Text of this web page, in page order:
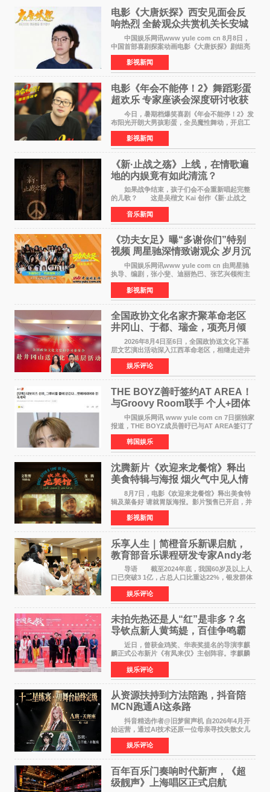
电影《大唐妖探》西安见面会反
响热烈 全龄观众共赏机关长安城
中国娱乐网讯www yule com cn 8月8日，
中国首部喜剧探案动画电影《大唐妖探》剧组亮
相西安，举办线下见面会活动。导演程腾、联合
导演黄珉、总制片人曹紫建、制片人李莹莹、领
衔声音出演雷淞然
影视新闻
电影《年会不能停！2》舞蹈彩蛋
超欢乐 专家座谈会深度研讨收获
满满
今日，暑期档爆笑喜剧《年会不能停！2》发
布阳光开朗大男孩彩蛋，全员魔性舞动，开启工
位狂欢模式。影片于昨日同步举办专家座谈会，
导演董润年、总制片人应萝佳出席现场，与一众
业内、学界专家
影视新闻
《新·止战之殇》上线，在情歌遍
地的内娱竟有如此清流？
如果战争结束，孩子们会不会重新唱起完整
的儿歌？ 这是吴楷文 Kai 创作《新·止战之
殇》时最初的想法。 从伊朗相关冲突引发的
地区局势，到世界各地仍在发生的动荡与不安，
战争从来不只
音乐新闻
《功夫女足》曝“多谢你们”特别
视频 周星驰深情致谢观众 岁月沉
淀不灭初心
中国娱乐网讯www yule com cn 由周星驰
执导、编剧，张小斐、迪丽热巴、张艺兴领衔主
演，刘嘉玲、佐藤健特别出演，艾米、雪野、蔡
思贝、胡予安、倪好特别介绍的喜剧电影《功夫
女足》释出多谢你
影视新闻
全国政协文化名家齐聚革命老区
井冈山、于都、瑞金，项亮月倾
情献唱《桃花谣》致敬红色沃土
2026年8月4日至6日，全国政协送文化下基
层文艺演出活动深入江西革命老区，相继走进井
冈山、于都长征出发地、瑞金三地。由全国政协
文化文史和学习委员会副主任、甘肃省政协原主
席欧阳坚率团，一
娱乐评论
THE BOYZ善旴签约AT AREA！
与Groovy Room联手 个人+团体
活动并行
中国娱乐网讯 www yule com cn 7日据独家
报道，THE BOYZ成员善旴已与AT AREA签订了
专属合约。AT AREA是由知名制作人组合
Groovy Room创立的hip-hop厂牌，旗下拥有多
位实力派音乐人，在韩
韩国娱乐
沈腾新片《欢迎来龙餐馆》释出
美食特辑与海报 烟火气中见人情
温暖
8月7日，电影《欢迎来龙餐馆》释出美食特
辑及菜备好 请就胃版海报。影片预售已开启，并
将于8月8日至10日14:00-21:00举行全国超前点
映。电影《欢迎来龙餐馆》作为战争美食喜剧大
片，讲述了中国
影视新闻
乐享人生｜简橙音乐新课启航，
教育部音乐课程研发专家Andy老
师重磅入驻领航银龄琴声
导语 截至2024年底，我国60岁及以上人
口已突破3 1亿，占总人口比重达22%，银发群体
的精神文化需求日益凸显。2024年1月，国务院办
公厅印发《关于发展银发经济增进老年人福祉的
意见》——这是
娱乐评论
未拍先热还是人“红”是非多？名
导钦点新人黄筠媞，百佳争鸣霸
气回应
近日，曾获金鸡奖、华表奖提名的导演李麒
麟正式公布新片《有凤来仪》主创阵容。李麒麟
早年凭电影《华容道》获得金鸡奖、华表奖提
名，此后长期参与国内外电影制作，其担任制片
人参与的作品亦曾
娱乐评论
从资源扶持到方法陪跑，抖音陪
MCN跑通AI这条路
抖音精选作者@旧梦留声机 自2026年4月开
始运营，通过AI技术还原一位母亲寻找失散女儿
的故事，凭借强情感表达获得大量用户关注，发
布仅21小时便获得超1亿曝光、超1000万互动。
此后，账号持续沿
娱乐评论
百年百乐门奏响时代新声，《超
级靓声》上海唱区正式启航